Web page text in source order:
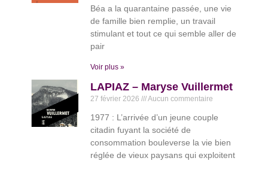
Béa a la quarantaine passée, une vie
de famille bien remplie, un travail
stimulant et tout ce qui semble aller de
pair
Voir plus »
LAPIAZ – Maryse Vuillermet
27 février 2026 Aucun commentaire
1977 : L’arrivée d’un jeune couple
citadin fuyant la société de
consommation bouleverse la vie bien
réglée de vieux paysans qui exploitent